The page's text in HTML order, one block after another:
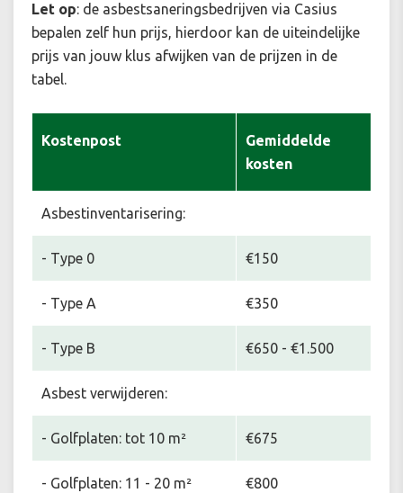
Let op: de asbestsaneringsbedrijven via Casius
bepalen zelf hun prijs, hierdoor kan de uiteindelijke
prijs van jouw klus afwijken van de prijzen in de
tabel.
Kostenpost
Gemiddelde
kosten
Asbestinventarisering:
- Type 0 €150
- Type A €350
- Type B €650 - €1.500
Asbest verwijderen:
- Golfplaten: tot 10 m² €675
- Golfplaten: 11 - 20 m² €800